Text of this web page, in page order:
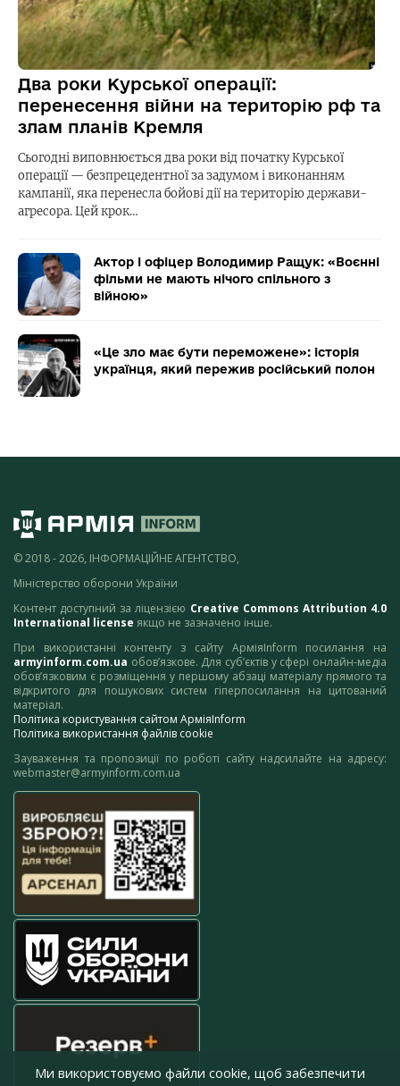
Два роки Курської операції:
перенесення війни на територію рф та
злам планів Кремля
Сьогодні виповнюється два роки від початку Курської
операції — безпрецедентної за задумом і виконанням
кампанії, яка перенесла бойові дії на територію держави-
агресора. Цей крок…
Актор і офіцер Володимир Ращук: «Воєнні
фільми не мають нічого спільного з
війною»
«Це зло має бути переможене»: історія
українця, який пережив російський полон
© 2018 - 2026, ІНФОРМАЦІЙНЕ АГЕНТСТВО,
Міністерство оборони України
Контент доступний за ліцензією Creative Commons Attribution 4.0
International license якщо не зазначено інше.
При використанні контенту з сайту АрміяInform посилання на
armyinform.com.ua обов’язкове. Для суб’єктів у сфері онлайн-медіа
обов’язковим є розміщення у першому абзаці матеріалу прямого та
відкритого для пошукових систем гіперпосилання на цитований
матеріал.
Політика користування сайтом АрміяInform
Політика використання файлів cookie
Зауваження та пропозиції по роботі сайту надсилайте на адресу:
webmaster@armyinform.com.ua
Ми використовуємо файли cookie, щоб забезпечити